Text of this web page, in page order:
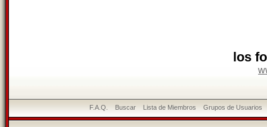
los
F.A.Q. Buscar Lista de Miembros Grupos de Usuarios